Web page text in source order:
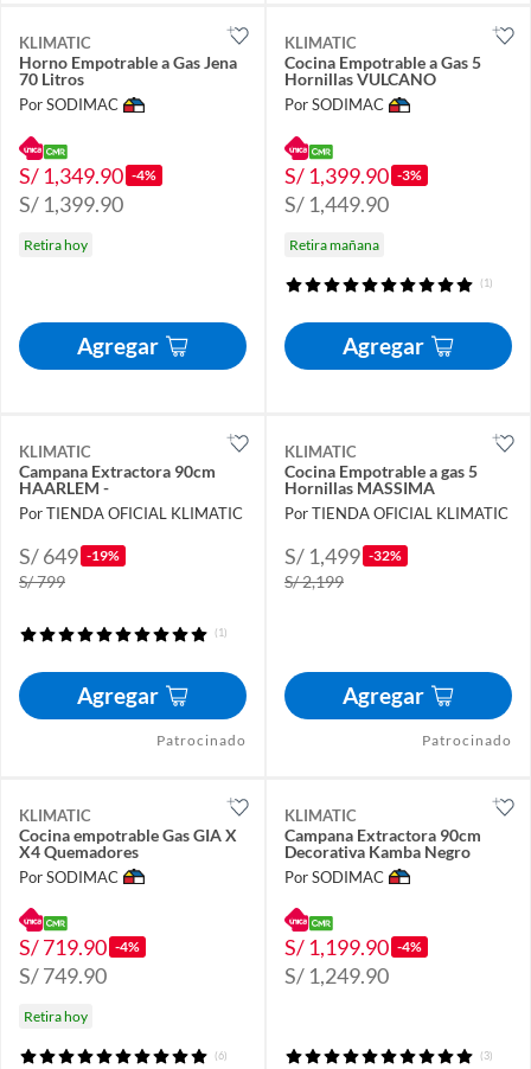
KLIMATIC
Horno Empotrable a Gas Jena
70 Litros
Por SODIMAC
S/ 1,349.90 -4%
S/ 1,399.90
Retira hoy
Agregar
KLIMATIC
Cocina Empotrable a Gas 5
Hornillas VULCANO
Por SODIMAC
S/ 1,399.90 -3%
S/ 1,449.90
Retira mañana
(1)
Agregar
KLIMATIC
Campana Extractora 90cm
HAARLEM -
Por TIENDA OFICIAL KLIMATIC
S/ 649 -19%
S/ 799
(1)
Agregar
Patrocinado
KLIMATIC
Cocina Empotrable a gas 5
Hornillas MASSIMA
Por TIENDA OFICIAL KLIMATIC
S/ 1,499 -32%
S/ 2,199
Agregar
Patrocinado
KLIMATIC
Cocina empotrable Gas GIA X
X4 Quemadores
Por SODIMAC
S/ 719.90 -4%
S/ 749.90
Retira hoy
(6)
KLIMATIC
Campana Extractora 90cm
Decorativa Kamba Negro
Por SODIMAC
S/ 1,199.90 -4%
S/ 1,249.90
(3)